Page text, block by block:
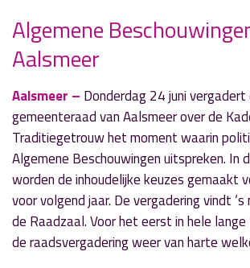
« Vorig nieuwsbericht
Zwemmen tussen zeilschool en
nog steeds
16 juni 2021
» Volgend nieuwsbericht
Plannen voor woningen in de
Oosteindedriehoek
16 juni 2021
Algemene
Aalsmeer
Aalsmeer – Donderdag 24 juni vergadert
gemeenteraad van Aalsmeer over de
Traditiegetrouw het moment waarin
Algemene Beschouwingen uitspreken. In
worden de inhoudelijke keuzes gemaakt
voor volgend jaar. De vergadering vindt
de Raadzaal. Voor het eerst in hele
de raadsvergadering weer van harte